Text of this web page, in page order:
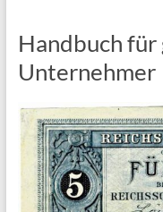
Handbuch
Unternehmer